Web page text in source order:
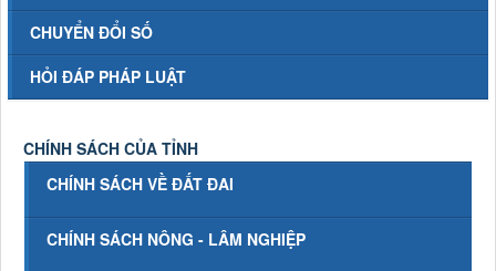
CHUYỂN ĐỔI SỐ
HỎI ĐÁP PHÁP LUẬT
CHÍNH SÁCH CỦA TỈNH
CHÍNH SÁCH VỀ ĐẤT ĐAI
CHÍNH SÁCH NÔNG - LÂM NGHIỆP